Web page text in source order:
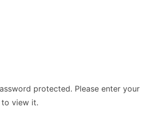
protected. Please enter your
view it.